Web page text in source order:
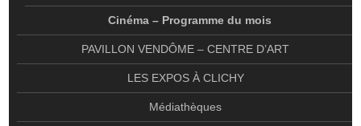
MÉDIATHÈQUES
HOTELS DE TOURISME
Cinéma – Programme du mois
PAVILLON VENDÔME – CENTRE D’ART
LES EXPOS À CLICHY
Médiathèques